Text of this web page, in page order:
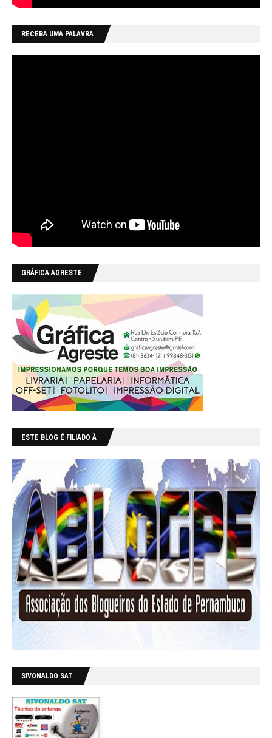
RECEBA UMA PALAVRA
GRÁFICA AGRESTE
ESTE BLOG É FILIADO À
SIVONALDO SAT